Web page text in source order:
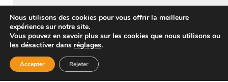
e
Nous utilisons des cookies pour vous offrir la meilleure
expérience sur notre site.
Vous pouvez en savoir plus sur les cookies que nous utilisons ou
les désactiver dans réglages.
Accepter Rejeter